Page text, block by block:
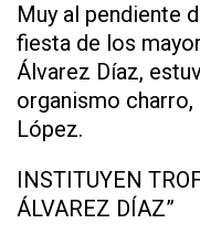
Muy al pendiente
fiesta de los
Álvarez Díaz,
organismo
López.
INSTITUYEN
ÁLVAREZ DÍAZ”